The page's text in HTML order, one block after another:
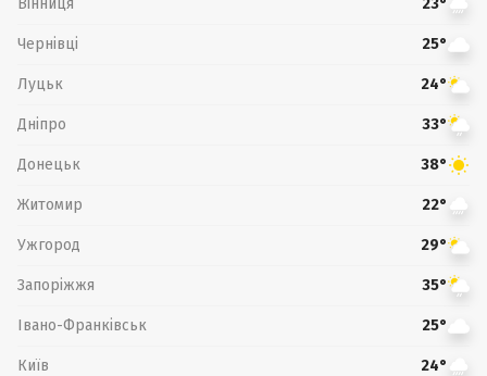
23°
Чернівці 25°
Луцьк 24°
Дніпро 33°
Донецьк 38°
Житомир 22°
Ужгород 29°
Запоріжжя 35°
Івано-Франківськ 25°
Київ 24°